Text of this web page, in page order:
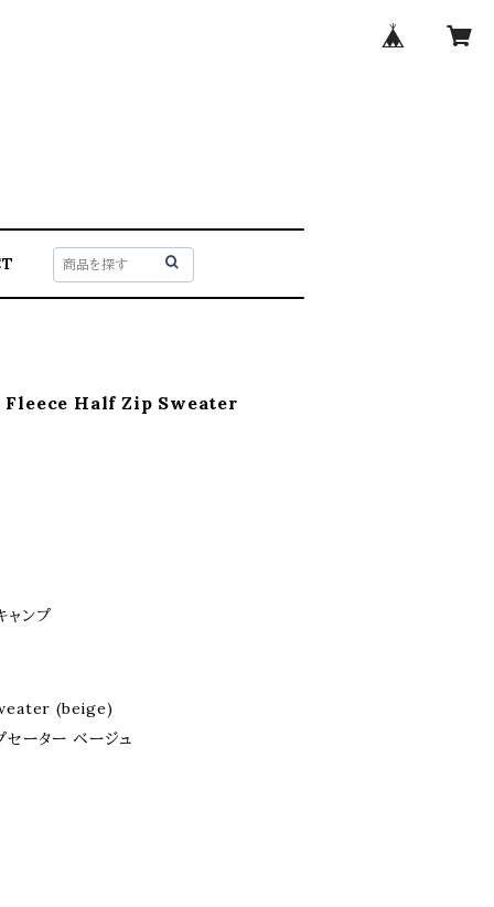
Fleece Half Zip Sweater
ンプ
(beige)
セーター ベージュ